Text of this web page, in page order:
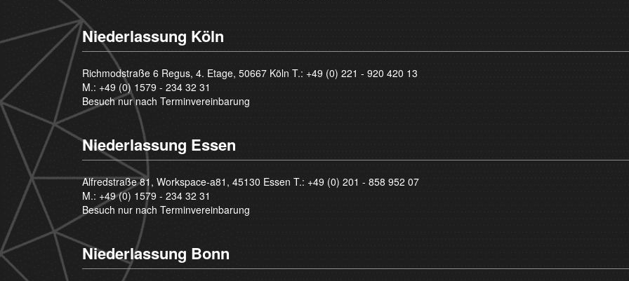
Niederlassung Köln
Richmodstraße 6 Regus, 4. Etage, 50667 Köln T.: +49 (0) 221 - 920 420 13
M.: +49 (0) 1579 - 234 32 31
Besuch nur nach Terminvereinbarung
Niederlassung Essen
Alfredstraße 81, Workspace-a81, 45130 Essen T.: +49 (0) 201 - 858 952 07
M.: +49 (0) 1579 - 234 32 31
Besuch nur nach Terminvereinbarung
Niederlassung Bonn